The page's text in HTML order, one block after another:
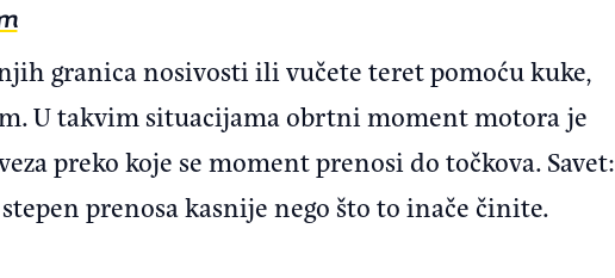
granica nosivosti ili vučete teret pomoću kuke,
U takvim situacijama obrtni moment motora je
preko koje se moment prenosi do točkova. Savet:
prenosa kasnije nego što to inače činite.